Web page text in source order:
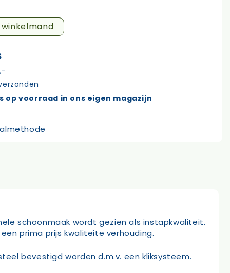
winkelmand
op voorraad in ons eigen magazijn
schoonmaak wordt gezien als instapkwaliteit.
prima prijs kwaliteite verhouding.
bevestigd worden d.m.v. een kliksysteem.